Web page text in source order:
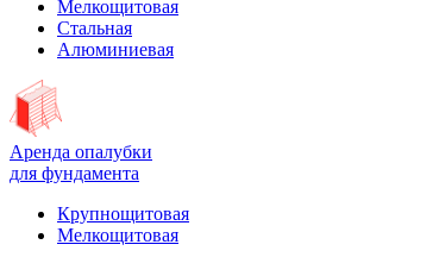
Мелкощитовая
Стальная
Алюминиевая
Аренда опалубки
для фундамента
Крупнощитовая
Мелкощитовая